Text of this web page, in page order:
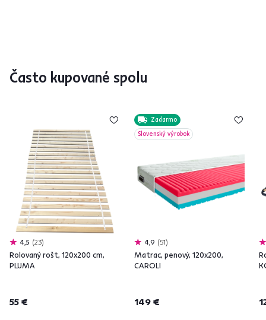
Často kupované spolu
4,5 23
Rolovaný rošt, 120x200 cm,
PLUMA
55 €
Zadarmo
Slovenský výrobok
4,9 51
Matrac, penový, 120x200,
CAROLI
149 €